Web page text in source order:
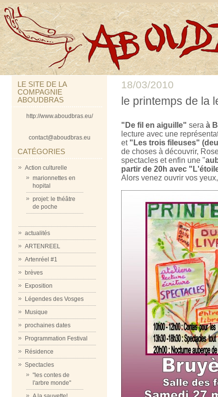
LE SITE DE LA
COMPAGNIE
ABOUDBRAS
http://www.aboudbras.eu/
contact@aboudbras.eu
CATÉGORIES
Action culturelle
marionnettes en
hopital
projet: le théâtre
de poche
actualités
ARTENREEL
Artenréel #1
brèves
Exposition
Légendes des Vosges
Musique
prochaines dates
Programmation Festival
Résidence
Spectacles
"les contes de
l'arbre monde"
18/03/2010
le printemps de la
"De fil en aiguille" sera à
lecture avec une
et "Les trois fileuses"
de choses à découvrir,
spectacles et enfin une "
partir de 20h avec
Alors venez ouvrir vos